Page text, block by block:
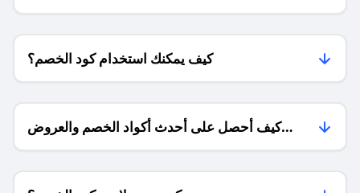
كيف يمكنك استخدام كود الخصم؟
كيف أحصل على أحدث أكواد الخصم والعروض
للمتاجر؟